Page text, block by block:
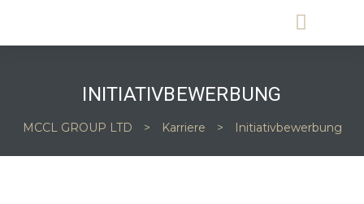
INITIATIVBEWERBUNG
MCCL GROUP LTD > Karriere > Initiativbewerbung